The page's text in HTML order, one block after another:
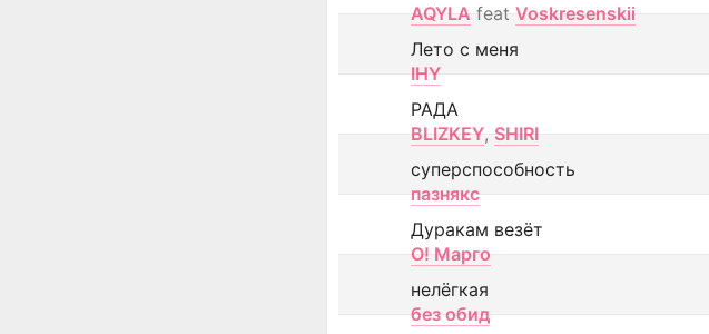
AQYLA feat Voskresenskii
Лето с меня
IHY
РАДА
BLIZKEY, SHIRI
суперспособность
пазнякс
Дуракам везёт
О! Марго
нелёгкая
без обид